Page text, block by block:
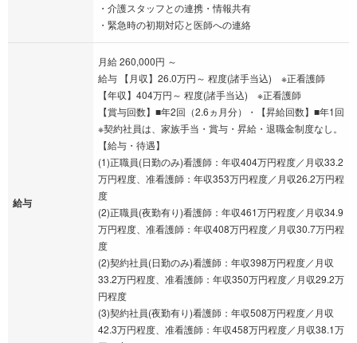
・介護スタッフとの連携・情報共有
・緊急時の初期対応と医師への連絡
給与
月給 260,000円 ～
給与 【月収】26.0万円～ 程度(諸手当込) ※正看護師
【年収】404万円～ 程度(諸手当込) ※正看護師
【賞与回数】■年2回（2.6ヵ月分）・【昇給回数】■年1回
※契約社員は、家族手当・賞与・昇給・退職金制度なし。
【給与・待遇】
(1)正職員(日勤のみ)看護師：年収404万円程度／月収33.2
万円程度、准看護師：年収353万円程度／月収26.2万円程
度
(2)正職員(夜勤有り)看護師：年収461万円程度／月収34.9
万円程度、准看護師：年収408万円程度／月収30.7万円程
度
(2)契約社員(日勤のみ)看護師：年収398万円程度／月収
33.2万円程度、准看護師：年収350万円程度／月収29.2万
円程度
(3)契約社員(夜勤有り)看護師：年収508万円程度／月収
42.3万円程度、准看護師：年収458万円程度／月収38.1万